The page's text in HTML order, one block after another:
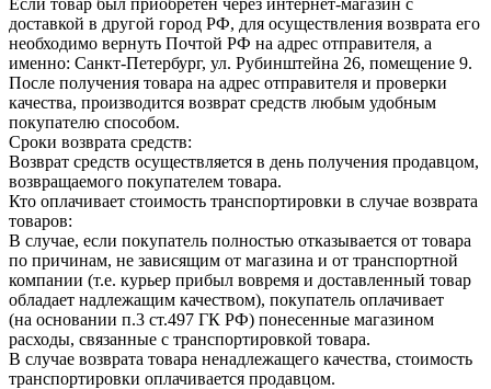
доставкой в другой город РФ, для осуществления возврата его
необходимо вернуть Почтой РФ на адрес отправителя, а
именно: Санкт-Петербург, ул. Рубинштейна 26, помещение 9.
После получения товара на адрес отправителя и проверки
качества, производится возврат средств любым удобным
покупателю способом.
Сроки возврата средств:
Возврат средств осуществляется в день получения продавцом,
возвращаемого покупателем товара.
Кто оплачивает стоимость транспортировки в случае возврата
товаров:
В случае, если покупатель полностью отказывается от товара
по причинам, не зависящим от магазина и от транспортной
компании (т.е. курьер прибыл вовремя и доставленный товар
обладает надлежащим качеством), покупатель оплачивает
(на основании п.3 ст.497 ГК РФ) понесенные магазином
расходы, связанные с транспортировкой товара.
В случае возврата товара ненадлежащего качества, стоимость
транспортировки оплачивается продавцом.